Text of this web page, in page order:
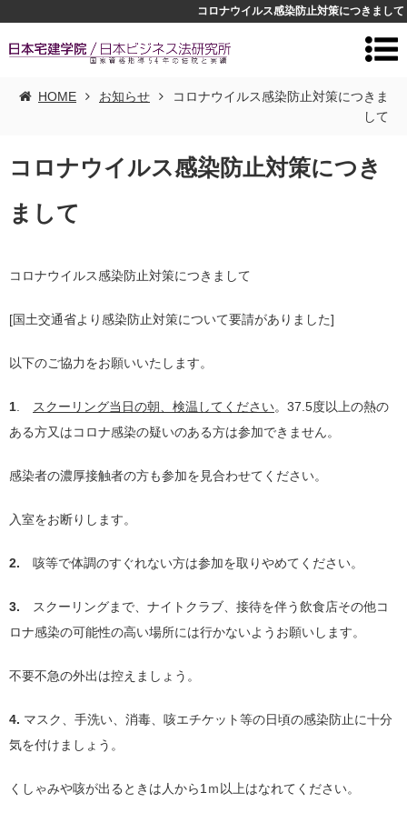
コロナウイルス感染防止対策につきまして
HOME お知らせ
コロナウイルス感染防止対策につきま
して
コロナウイルス感染防止対策につき
まして
コロナウイルス感染防止対策につきまして
[国土交通省より感染防止対策について要請がありました]
以下のご協力をお願いいたします。
1 スクーリング当日の朝、検温してください。 37.5度以上の熱の
ある方又はコロナ感染の疑いのある方は参加できません。
感染者の濃厚接触者の方も参加を見合わせてください。
入室をお断りします。
2. 咳等で体調のすぐれない方は参加を取りやめてください。
3. スクーリングまで、ナイトクラブ、接待を伴う飲食店その他コ
ロナ感染の可能性の高い場所には行かないようお願いします。
不要不急の外出は控えましょう。
4. マスク、手洗い、消毒、咳エチケット等の日頃の感染防止に十分
気を付けましょう。
くしゃみや咳が出るときは人から1 ｍ以上はなれてください。